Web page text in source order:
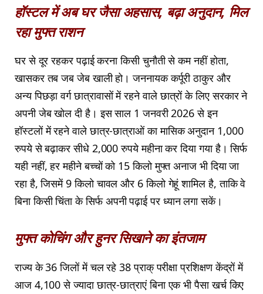
हॉस्टल में अब घर जैसा अहसास, बढ़ा अनुदान, मिल
रहा मुफ्त राशन
घर से दूर रहकर पढ़ाई करना किसी चुनौती से कम नहीं होता,
खासकर तब जब जेब खाली हो। जननायक कर्पूरी ठाकुर और
अन्य पिछड़ा वर्ग छात्रावासों में रहने वाले छात्रों के लिए सरकार ने
अपनी जेब खोल दी है। इस साल 1 जनवरी 2026 से इन
हॉस्टलों में रहने वाले छात्र-छात्राओं का मासिक अनुदान 1,000
रुपये से बढ़ाकर सीधे 2,000 रुपये महीना कर दिया गया है। सिर्फ
यही नहीं, हर महीने बच्चों को 15 किलो मुफ्त अनाज भी दिया जा
रहा है, जिसमें 9 किलो चावल और 6 किलो गेहूं शामिल है, ताकि वे
बिना किसी चिंता के सिर्फ अपनी पढ़ाई पर ध्यान लगा सकें।
मुफ्त कोचिंग और हुनर सिखाने का इंतजाम
राज्य के 36 जिलों में चल रहे 38 प्राक् परीक्षा प्रशिक्षण केंद्रों में
आज 4,100 से ज्यादा छात्र-छात्राएं बिना एक भी पैसा खर्च किए